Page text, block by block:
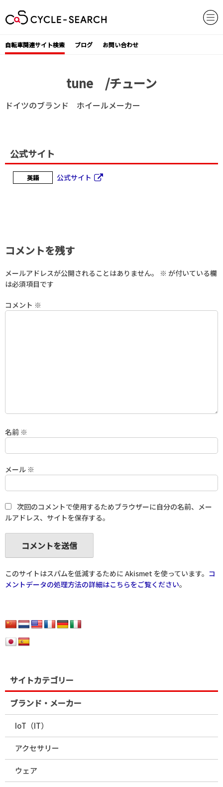
to
content
自転車関連サイト検索 ブログ お問い合わせ
tune /チューン
ドイツのブランド ホイールメーカー
公式サイト
英語 公式サイト
コメントを残す
メールアドレスが公開されることはありません。 ※ が付いている欄
は必須項目です
コメント ※
名前 ※
メール ※
次回のコメントで使用するためブラウザーに自分の名前、メー
ルアドレス、サイトを保存する。
このサイトはスパムを低減するために Akismet を使っています。 コ
メントデータの処理方法の詳細はこちらをご覧ください。
サイトカテゴリー
ブランド・メーカー
IoT（IT）
アクセサリー
ウェア